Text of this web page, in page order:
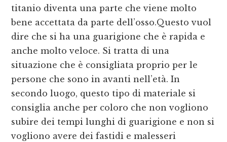
titanio diventa una parte che viene molto
bene accettata da parte dell’osso.Questo vuol
dire che si ha una guarigione che è rapida e
anche molto veloce. Si tratta di una
situazione che è consigliata proprio per le
persone che sono in avanti nell’età. In
secondo luogo, questo tipo di materiale si
consiglia anche per coloro che non vogliono
subire dei tempi lunghi di guarigione e non si
vogliono avere dei fastidi e malesseri